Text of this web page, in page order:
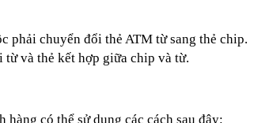
phải chuyển đổi thẻ ATM từ sang thẻ chip.
và thẻ kết hợp giữa chip và từ.
có thể sử dụng các cách sau đây: